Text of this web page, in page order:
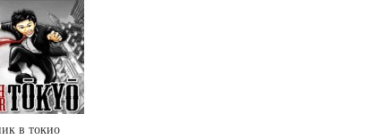
в токио